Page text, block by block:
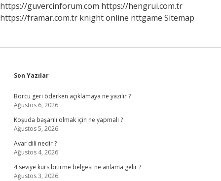
https://guvercinforum.com https://hengrui.com.tr
https://framar.com.tr knight online nttgame Sitemap
Sidebar
Son Yazılar
Borcu geri öderken açıklamaya ne yazılır ?
Ağustos 6, 2026
Koşuda başarılı olmak için ne yapmalı ?
Ağustos 5, 2026
Avar dili nedir ?
Ağustos 4, 2026
4 seviye kurs bitirme belgesi ne anlama gelir ?
Ağustos 3, 2026